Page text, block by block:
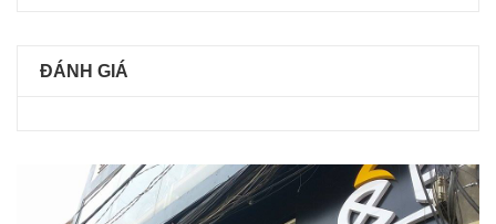
ĐÁNH GIÁ